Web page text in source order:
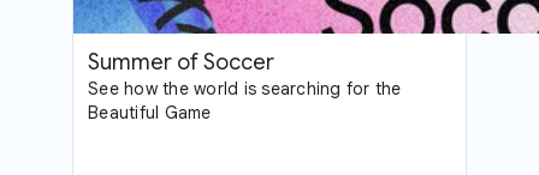
Summer of Soccer
See how the world is searching for the
Beautiful Game